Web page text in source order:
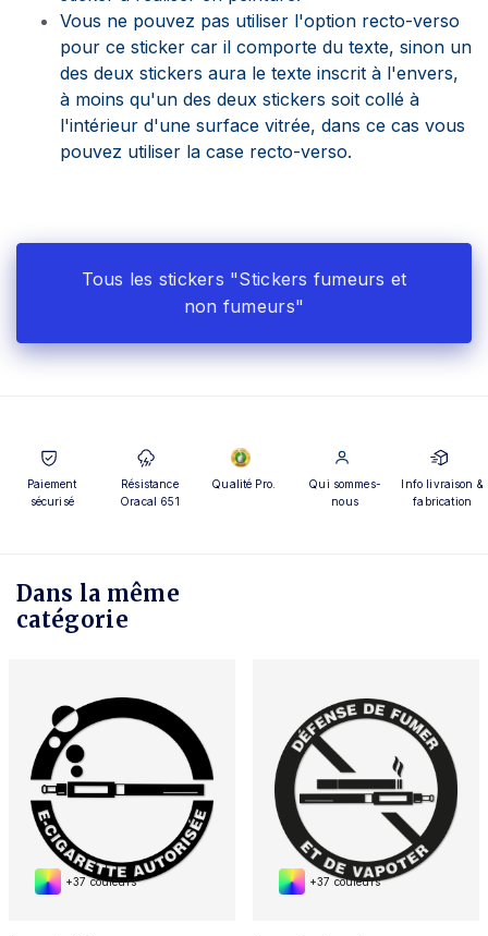
Vous ne pouvez pas utiliser l'option recto-verso
pour ce sticker car il comporte du texte, sinon un
des deux stickers aura le texte inscrit à l'envers,
à moins qu'un des deux stickers soit collé à
l'intérieur d'une surface vitrée, dans ce cas vous
pouvez utiliser la case recto-verso.
Tous les stickers "Stickers fumeurs et
non fumeurs"
Paiement
sécurisé
Résistance
Oracal 651
Qualité Pro.
Qui sommes-
nous
Info livraison &
fabrication
Dans la même
catégorie
+37 couleurs +37 couleurs